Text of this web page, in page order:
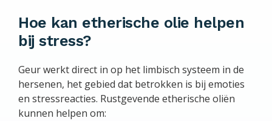
Hoe kan etherische olie helpen
bij stress?
Geur werkt direct in op het limbisch systeem in de
hersenen, het gebied dat betrokken is bij emoties
en stressreacties. Rustgevende etherische oliën
kunnen helpen om: